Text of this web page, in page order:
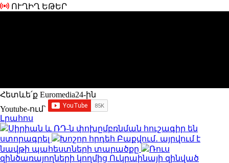
ՈՒՂԻՂ ԵԹԵՐ
Հետևե՛ք Euromedia24-ին
Youtube-ում`
Լրահոս
Սիրիան և ՌԴ-ն փոխըմբռնման հուշագիր են
ստորագրել
Խոշոր հրդեհ Բաքվում․ այրվում է
նավթի պահեստների տարածքը
Ռուս
զինծառայողների կողմից Ուկրաինայի զինված